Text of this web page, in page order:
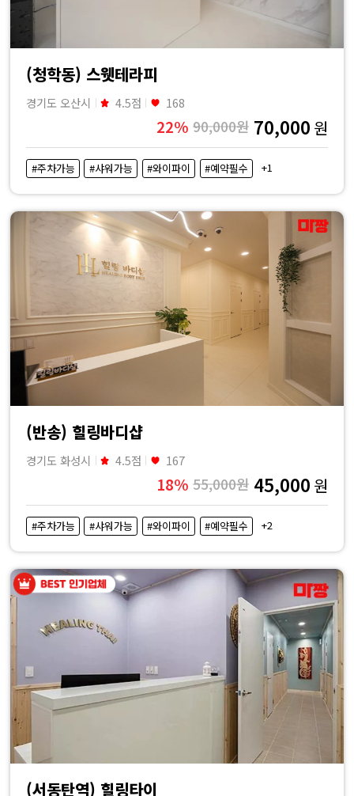
(청학동) 스웻테라피
경기도 오산시 4.5점 168
22% 90,000원 70,000 원
#주차가능 #샤워가능 #와이파이 #예약필수 +1
(반송) 힐링바디샵
경기도 화성시 4.5점 167
18% 55,000원 45,000 원
#주차가능 #샤워가능 #와이파이 #예약필수 +2
(서동탄역) 힐링타이